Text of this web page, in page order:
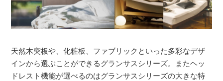
天然木突板や、化粧板、ファブリックといった多彩なデザ
インから選ぶことができるグランサスシリーズ。またヘッ
ドレスト機能が選べるのはグランサスシリーズの大きな特